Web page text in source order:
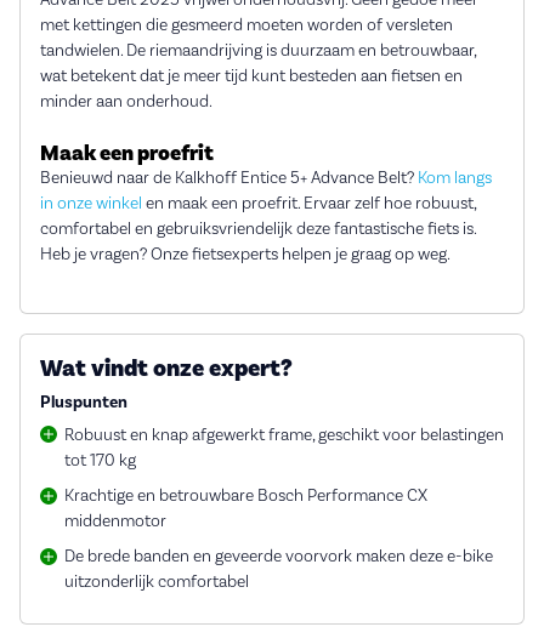
met kettingen die gesmeerd moeten worden of versleten
tandwielen. De riemaandrijving is duurzaam en betrouwbaar,
wat betekent dat je meer tijd kunt besteden aan fietsen en
minder aan onderhoud.
Maak een proefrit
Benieuwd naar de Kalkhoff Entice 5+ Advance Belt? Kom langs
in onze winkel en maak een proefrit. Ervaar zelf hoe robuust,
comfortabel en gebruiksvriendelijk deze fantastische fiets is.
Heb je vragen? Onze fietsexperts helpen je graag op weg.
Wat vindt onze expert?
Pluspunten
Robuust en knap afgewerkt frame, geschikt voor belastingen
tot 170 kg
Krachtige en betrouwbare Bosch Performance CX
middenmotor
De brede banden en geveerde voorvork maken deze e-bike
uitzonderlijk comfortabel